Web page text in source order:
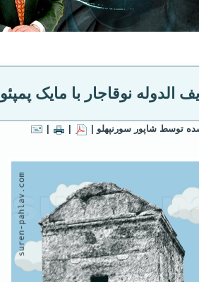
الدوله نوقاجار با مایک پمپئو
توسط شاپور سورنپهلو |